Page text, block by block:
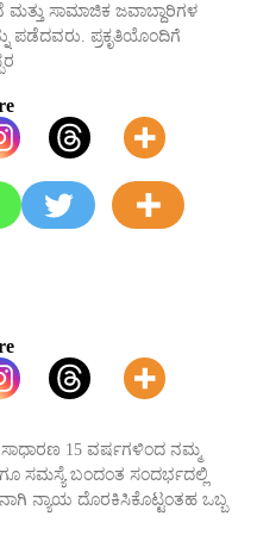
ಸಾಮಾಜಿಕ ಜವಾಬ್ದಾರಿಗಳ
ಪಡೆದವರು. ಪ್ರಕೃತಿಯೊಂದಿಗೆ
15 ವರ್ಷಗಳಿಂದ ನಮ್ಮ
ಸಮಸ್ಯೆ ಬಂದಂತ ಸಂದರ್ಭದಲ್ಲಿ
ನ್ಯಾಯ ದೊರಕಿಸಿಕೊಟ್ಟಂತಹ ಒಬ್ಬ